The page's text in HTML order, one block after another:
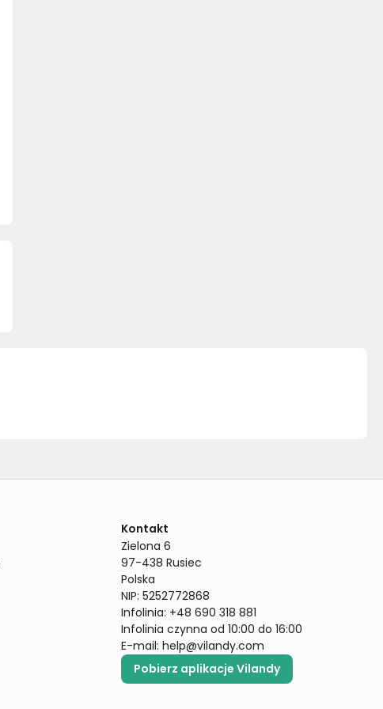
Kontakt
Zielona 6
97-438 Rusiec
Polska
NIP: 5252772868
Infolinia: +48 690 318 881
Infolinia czynna od 10:00 do 16:00
E-mail: help@vilandy.com
Pobierz aplikacje Vilandy